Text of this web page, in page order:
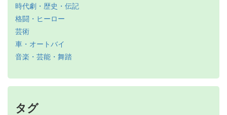
時代劇・歴史・伝記
格闘・ヒーロー
芸術
車・オートバイ
音楽・芸能・舞踏
タグ